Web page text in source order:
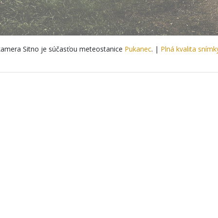
Sitno je súčasťou meteostanice Pukanec. | Plná kvalita